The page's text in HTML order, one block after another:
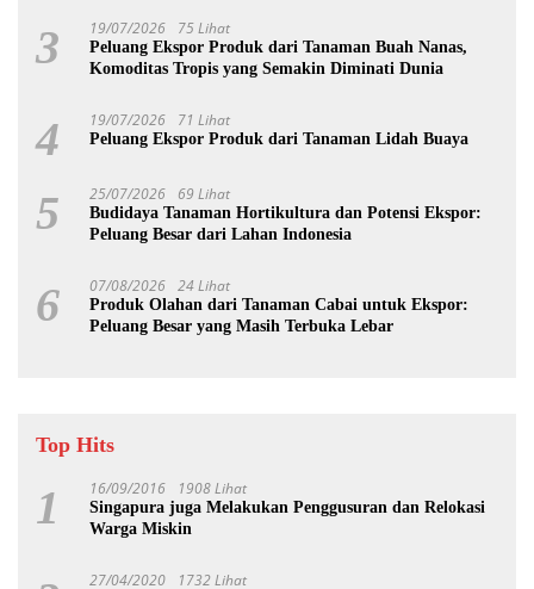
3 19/07/2026 75 Lihat
Peluang Ekspor Produk dari Tanaman Buah Nanas,
Komoditas Tropis yang Semakin Diminati Dunia
4 19/07/2026 71 Lihat
Peluang Ekspor Produk dari Tanaman Lidah Buaya
5 25/07/2026 69 Lihat
Budidaya Tanaman Hortikultura dan Potensi Ekspor:
Peluang Besar dari Lahan Indonesia
6 07/08/2026 24 Lihat
Produk Olahan dari Tanaman Cabai untuk Ekspor:
Peluang Besar yang Masih Terbuka Lebar
Top Hits
1 16/09/2016 1908 Lihat
Singapura juga Melakukan Penggusuran dan Relokasi
Warga Miskin
27/04/2020 1732 Lihat